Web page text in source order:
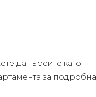
да търсите като
за подробна